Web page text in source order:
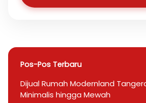
Pos-Pos Terbaru
Dijual Rumah Modernland
Minimalis hingga Mewah